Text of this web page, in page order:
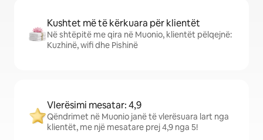
Kushtet më të kërkuara për klientët
Në shtëpitë me qira në Muonio, klientët pëlqejnë:
Kuzhinë, wifi dhe Pishinë
Vlerësimi mesatar: 4,9
Qëndrimet në Muonio janë të vlerësuara lart nga
klientët, me një mesatare prej 4,9 nga 5!